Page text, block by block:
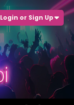
Login or Sign Up